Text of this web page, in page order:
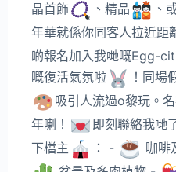
晶首飾
、精品 、
年華就係你同客人拉近距
啲報名加入我哋嘅Egg-
嘅復活氣氛啦
！同場
吸引人流過o黎玩。
年喇！
即刻聯絡我哋
下檔主
： - 咖啡